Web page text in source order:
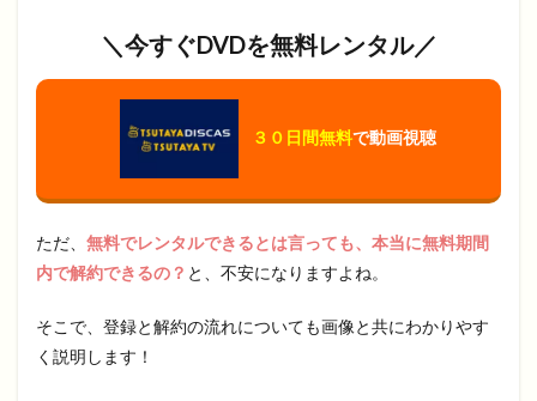
＼今すぐDVDを無料レンタル／
３０日間無料で動画視聴
ただ、 無料でレンタルできるとは言っても、本当に無料期間
内で解約できるの？ と、不安になりますよね。
そこで、登録と解約の流れについても画像と共にわかりやす
く説明します！